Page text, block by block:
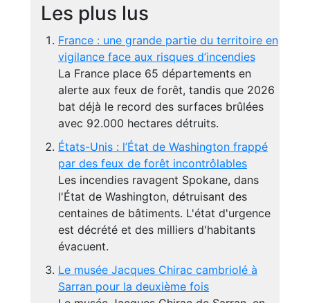
Les plus lus
France : une grande partie du territoire en
vigilance face aux risques d’incendies
La France place 65 départements en
alerte aux feux de forêt, tandis que 2026
bat déjà le record des surfaces brûlées
avec 92.000 hectares détruits.
États-Unis : l’État de Washington frappé
par des feux de forêt incontrôlables
Les incendies ravagent Spokane, dans
l'État de Washington, détruisant des
centaines de bâtiments. L'état d'urgence
est décrété et des milliers d'habitants
évacuent.
Le musée Jacques Chirac cambriolé à
Sarran pour la deuxième fois